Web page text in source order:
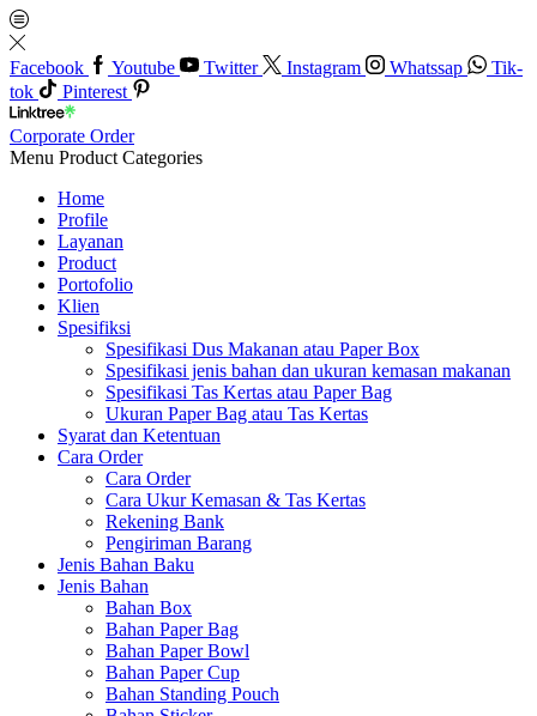
Facebook Youtube Twitter Instagram Whatssap
Tik-
tok
Pinterest
Corporate Order
Menu Product Categories
Home
Profile
Layanan
Product
Portofolio
Klien
Spesifiksi
Spesifikasi Dus Makanan atau Paper Box
Spesifikasi jenis bahan dan ukuran kemasan makanan
Spesifikasi Tas Kertas atau Paper Bag
Ukuran Paper Bag atau Tas Kertas
Syarat dan Ketentuan
Cara Order
Cara Order
Cara Ukur Kemasan & Tas Kertas
Rekening Bank
Pengiriman Barang
Jenis Bahan Baku
Jenis Bahan
Bahan Box
Bahan Paper Bag
Bahan Paper Bowl
Bahan Paper Cup
Bahan Standing Pouch